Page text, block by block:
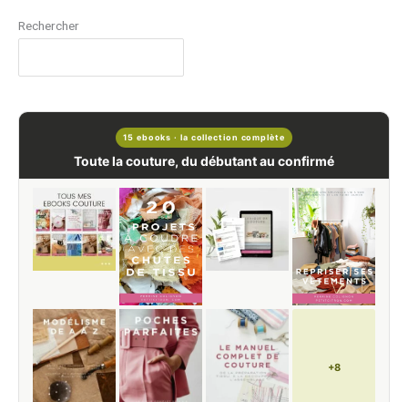
Rechercher
15 ebooks · la collection complète
Toute la couture, du débutant au confirmé
+8